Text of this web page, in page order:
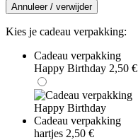
Annuleer / verwijder
Kies je cadeau verpakking:
Cadeau verpakking
Happy Birthday 2,50 €
Cadeau verpakking
hartjes 2,50 €